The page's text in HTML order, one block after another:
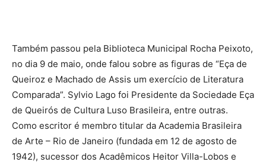
Também passou pela Biblioteca Municipal Rocha Peixoto,
no dia 9 de maio, onde falou sobre as figuras de “Eça de
Queiroz e Machado de Assis um exercício de Literatura
Comparada”. Sylvio Lago foi Presidente da Sociedade Eça
de Queirós de Cultura Luso Brasileira, entre outras.
Como escritor é membro titular da Academia Brasileira
de Arte – Rio de Janeiro (fundada em 12 de agosto de
1942), sucessor dos Acadêmicos Heitor Villa-Lobos e